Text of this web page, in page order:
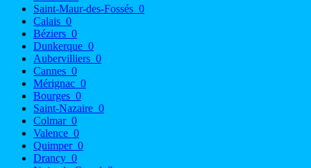
Saint-Maur-des-Fossés 0
Calais 0
Béziers 0
Dunkerque 0
Aubervilliers 0
Cannes 0
Mérignac 0
Bourges 0
Saint-Nazaire 0
Colmar 0
Valence 0
Quimper 0
Drancy 0